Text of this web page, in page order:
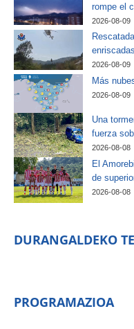
rompe el
2026-08-09
2026-08-09
Más
2026-08-09
Una
fuerza
2026-08-08
El
de
2026-08-08
DURANGALDEKO
PROGRAMAZIOA